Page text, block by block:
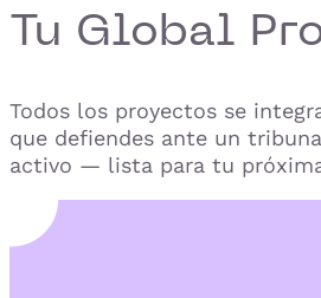
Tu Global
Todos los proyectos se
que defiendes ante un
activo — lista para tu